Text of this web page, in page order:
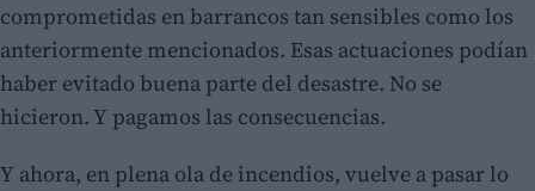
comprometidas en barrancos tan sensibles como los
anteriormente mencionados. Esas actuaciones podían
haber evitado buena parte del desastre. No se
hicieron. Y pagamos las consecuencias.
Y ahora, en plena ola de incendios, vuelve a pasar lo